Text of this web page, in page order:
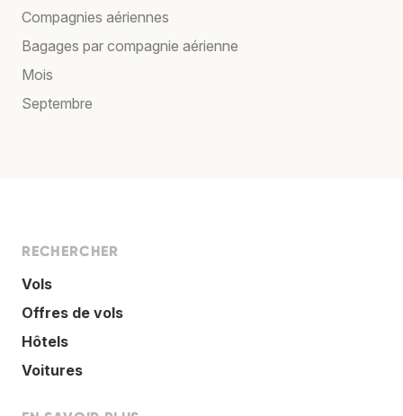
Compagnies aériennes
Bagages par compagnie aérienne
Mois
Septembre
RECHERCHER
Vols
Offres de vols
Hôtels
Voitures